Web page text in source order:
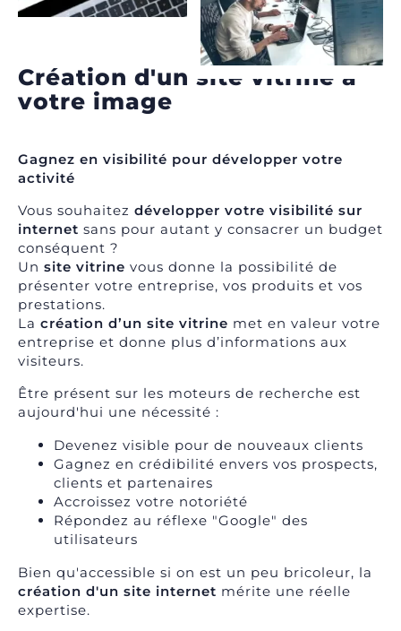
Création d'un site vitrine à
votre image
Gagnez en visibilité pour développer votre
activité
Vous souhaitez développer votre visibilité sur
internet sans pour autant y consacrer un budget
conséquent ?
Un site vitrine vous donne la possibilité de
présenter votre entreprise, vos produits et vos
prestations.
La création d’un site vitrine met en valeur votre
entreprise et donne plus d’informations aux
visiteurs.
Être présent sur les moteurs de recherche est
aujourd'hui une nécessité :
Devenez visible pour de nouveaux clients
Gagnez en crédibilité envers vos prospects,
clients et partenaires
Accroissez votre notoriété
Répondez au réflexe "Google" des
utilisateurs
Bien qu'accessible si on est un peu bricoleur, la
création d'un site internet mérite une réelle
expertise.